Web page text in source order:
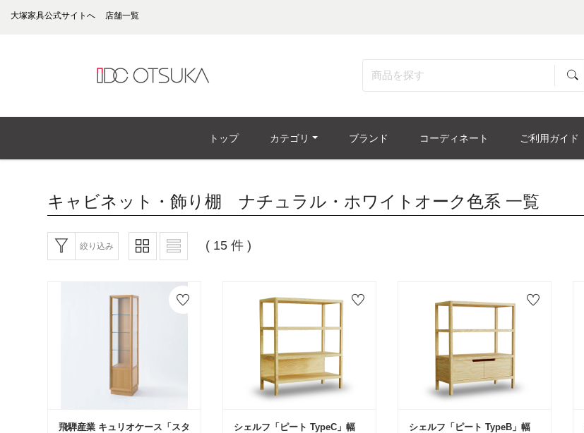
大塚家具公式サイトへ 店舗一覧
トップ カテゴリ ブランド コーディネート ご利用ガイド
キャビネット・飾り棚 ナチュラル・ホワイトオーク色系 一覧
絞り込み ( 15 件 )
飛騨産業 キュリオケース「スタ
シェルフ「ピート TypeC」幅
シェルフ「ピート TypeB」幅